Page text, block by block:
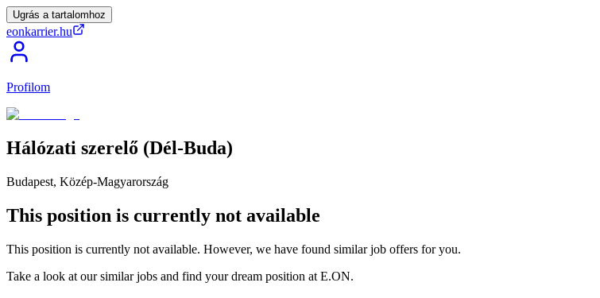
Ugrás a tartalomhoz
eonkarrier.hu
Profilom
Hálózati szerelő (Dél-Buda)
Budapest, Közép-Magyarország
This position is currently not available
This position is currently not available. However, we have found similar job offers for you.
Take a look at our similar jobs and find your dream position at E.ON.